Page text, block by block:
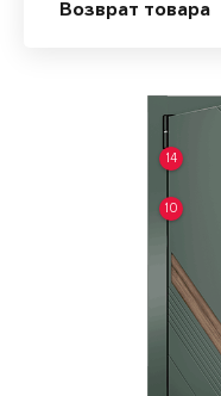
Возврат товара
10
14